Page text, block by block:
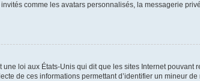
comme les avatars personnalisés, la messagerie
loi aux États-Unis qui dit que les sites Internet
de ces informations permettant d’identifier un mineur